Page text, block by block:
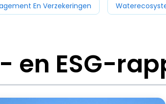
En Verzekeringen
en ESG-